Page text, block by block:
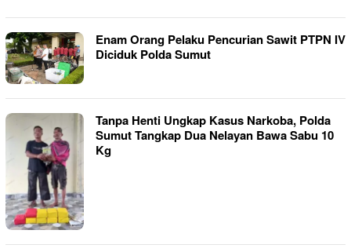
Enam Orang Pelaku Pencurian Sawit PTPN IV
Diciduk Polda Sumut
Tanpa Henti Ungkap Kasus Narkoba, Polda
Sumut Tangkap Dua Nelayan Bawa Sabu 10
Kg